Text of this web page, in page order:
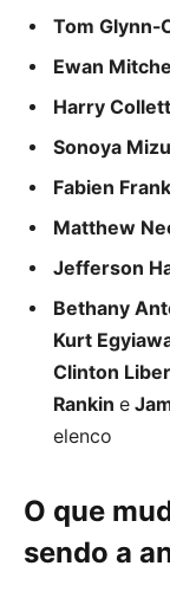
Tom Glynn-
Ewan
Harry Collett
Sonoya
Fabien
Matthew
Jefferson
Bethany
Kurt
Clinton
Rankin e
elenco
O que
sendo a